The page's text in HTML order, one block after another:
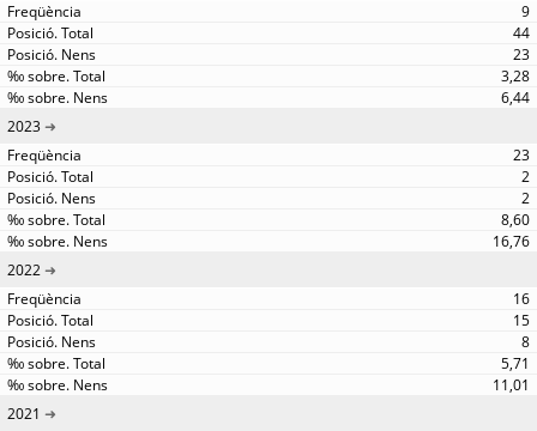
9
44
23
3,28
6,44
2023
23
2
2
8,60
16,76
2022
16
15
8
5,71
11,01
2021